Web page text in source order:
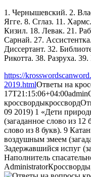
1. Чернышевский. 2.
Ягге. 8. Сглаз. 11.
Кизил. 18. Левак. 21.
Сарнай. 27.
Диссертант. 32.
Рикотта. 38. Разруха.
https://
2019.htmlОтветы на
17T21:15:06+04:00admin
кроссвордыкроссворд
09 2019) 1 «Дети
(загаданное слово из 12
слово из 8 букв). 9
воздушным змеем
Задержавшийся испуг
Наполнитель
Administrator